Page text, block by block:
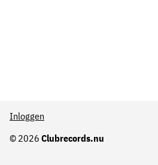
© 2026 Clubrecords.nu
Inloggen